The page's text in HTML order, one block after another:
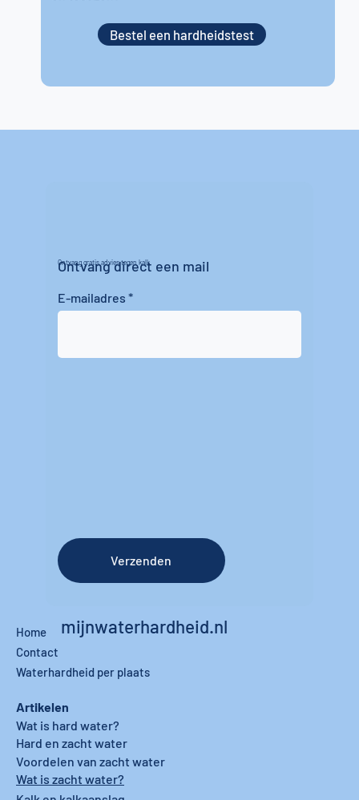
Bestel een hardheidstest
Ontvang gratis advies tegen kalk
Ontvang direct een mail
E-mailadres
Verzenden
mijnwaterhardheid.nl
Home
Contact
Waterhardheid per plaats
Artikelen
Wat is hard water?
Hard en zacht water
Wat is zacht water?
Voordelen van zacht water